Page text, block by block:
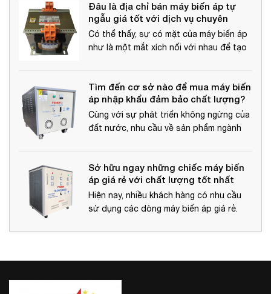
Đâu là địa chỉ bán máy biến áp tự
ngẫu giá tốt với dịch vụ chuyên
nghiệp?
Có thể thấy, sự có mặt của máy biến áp
như là một mắt xích nối với nhau để tạo
bán máy biến áp tự ngẫu lại không phải
là điều dễ dàng.
Tìm đến cơ sở nào để mua máy biến
áp nhập khẩu đảm bảo chất lượng?
Cùng với sự phát triển không ngừng của
đất nước, nhu cầu về sản phẩm ngành
cao cũng không phải dễ dàng.
Sở hữu ngay những chiếc máy biến
áp giá rẻ với chất lượng tốt nhất
Hiện nay, nhiều khách hàng có nhu cầu
sử dụng các dòng máy biến áp giá rẻ.